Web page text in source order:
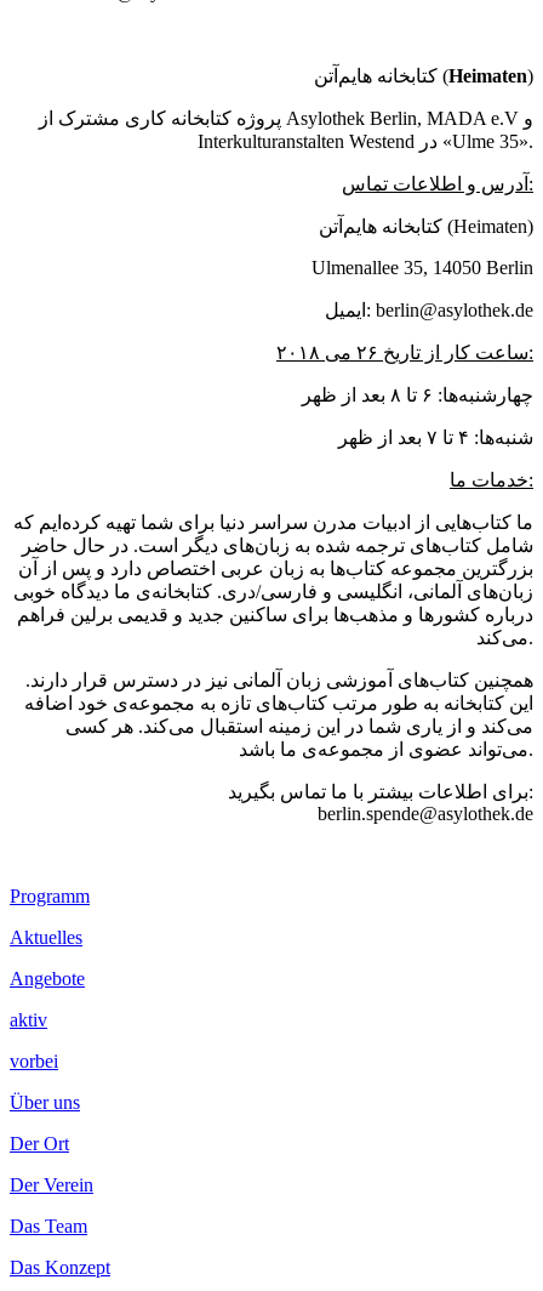
کتابخانه هایم‌آتن (Heimaten)
پروژه کتابخانه کاری مشترک از Asylothek Berlin, MADA e.V و
Interkulturanstalten Westend در «Ulme 35».
آدرس و اطلاعات تماس:
کتابخانه هایم‌آتن (Heimaten)
Ulmenallee 35, 14050 Berlin
ایمیل: berlin@asylothek.de
ساعت کار از تاریخ ۲۶ می ۲۰۱۸:
چهارشنبه‌ها: ۶ تا ۸ بعد از ظهر
شنبه‌ها: ۴ تا ۷ بعد از ظهر
خدمات ما:
ما کتاب‌هایی از ادبیات مدرن سراسر دنیا برای شما تهیه کرده‌ایم که
شامل کتاب‌های ترجمه شده به زبان‌های دیگر است. در حال حاضر
بزرگترین مجموعه کتاب‌ها به زبان عربی اختصاص دارد و پس از آن
زبان‌های آلمانی، انگلیسی و فارسی/دری. کتابخانه‌ی ما دیدگاه خوبی
درباره کشورها و مذهب‌ها برای ساکنین جدید و قدیمی برلین فراهم
می‌کند.
همچنین کتاب‌های آموزشی زبان آلمانی نیز در دسترس قرار دارند.
این کتابخانه به طور مرتب کتاب‌های تازه به مجموعه‌ی خود اضافه
می‌کند و از یاری شما در این زمینه استقبال می‌کند. هر کسی
می‌تواند عضوی از مجموعه‌ی ما باشد.
برای اطلاعات بیشتر با ما تماس بگیرید:
berlin.spende@asylothek.de
Footer
Inhalt
Programm
Aktuelles
Angebote
aktiv
vorbei
Über uns
Der Ort
Der Verein
Das Team
Das Konzept